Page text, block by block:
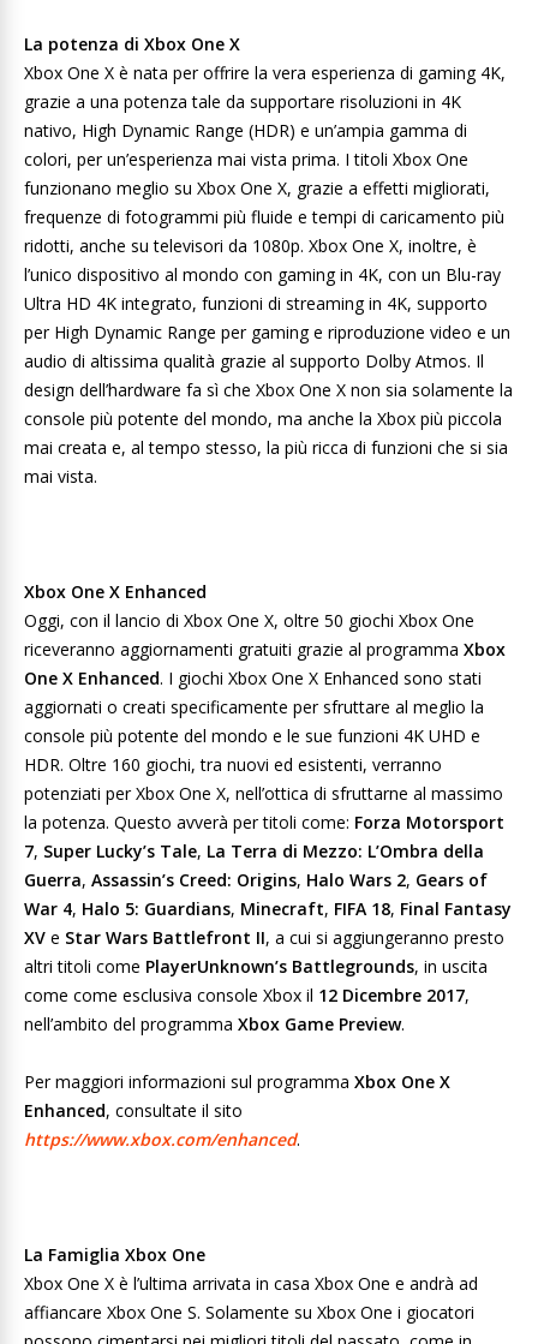
La potenza di Xbox One X
Xbox One X è nata per offrire la vera esperienza di gaming 4K,
grazie a una potenza tale da supportare risoluzioni in 4K
nativo, High Dynamic Range (HDR) e un’ampia gamma di
colori, per un’esperienza mai vista prima. I titoli Xbox One
funzionano meglio su Xbox One X, grazie a effetti migliorati,
frequenze di fotogrammi più fluide e tempi di caricamento più
ridotti, anche su televisori da 1080p. Xbox One X, inoltre, è
l’unico dispositivo al mondo con gaming in 4K, con un Blu-ray
Ultra HD 4K integrato, funzioni di streaming in 4K, supporto
per High Dynamic Range per gaming e riproduzione video e un
audio di altissima qualità grazie al supporto Dolby Atmos. Il
design dell’hardware fa sì che Xbox One X non sia solamente la
console più potente del mondo, ma anche la Xbox più piccola
mai creata e, al tempo stesso, la più ricca di funzioni che si sia
mai vista.
Xbox One X Enhanced
Oggi, con il lancio di Xbox One X, oltre 50 giochi Xbox One
riceveranno aggiornamenti gratuiti grazie al programma Xbox
One X Enhanced. I giochi Xbox One X Enhanced sono stati
aggiornati o creati specificamente per sfruttare al meglio la
console più potente del mondo e le sue funzioni 4K UHD e
HDR. Oltre 160 giochi, tra nuovi ed esistenti, verranno
potenziati per Xbox One X, nell’ottica di sfruttarne al massimo
la potenza. Questo avverà per titoli come: Forza Motorsport
7, Super Lucky’s Tale, La Terra di Mezzo: L’Ombra della
Guerra, Assassin’s Creed: Origins, Halo Wars 2, Gears of
War 4, Halo 5: Guardians, Minecraft, FIFA 18, Final Fantasy
XV e Star Wars Battlefront II, a cui si aggiungeranno presto
altri titoli come PlayerUnknown’s Battlegrounds, in uscita
come come esclusiva console Xbox il 12 Dicembre 2017,
nell’ambito del programma Xbox Game Preview.
Per maggiori informazioni sul programma Xbox One X
Enhanced, consultate il sito
https://www.xbox.com/enhanced.
La Famiglia Xbox One
Xbox One X è l’ultima arrivata in casa Xbox One e andrà ad
affiancare Xbox One S. Solamente su Xbox One i giocatori